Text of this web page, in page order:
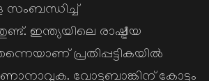
സംബന്ധിച്ച്
ഇന്ത്യയിലെ രാഷ്ട്രീയ
പ്രതിപ്പട്ടികയിൽ
വോട്ടുബാങ്കിന് കോട്ടം